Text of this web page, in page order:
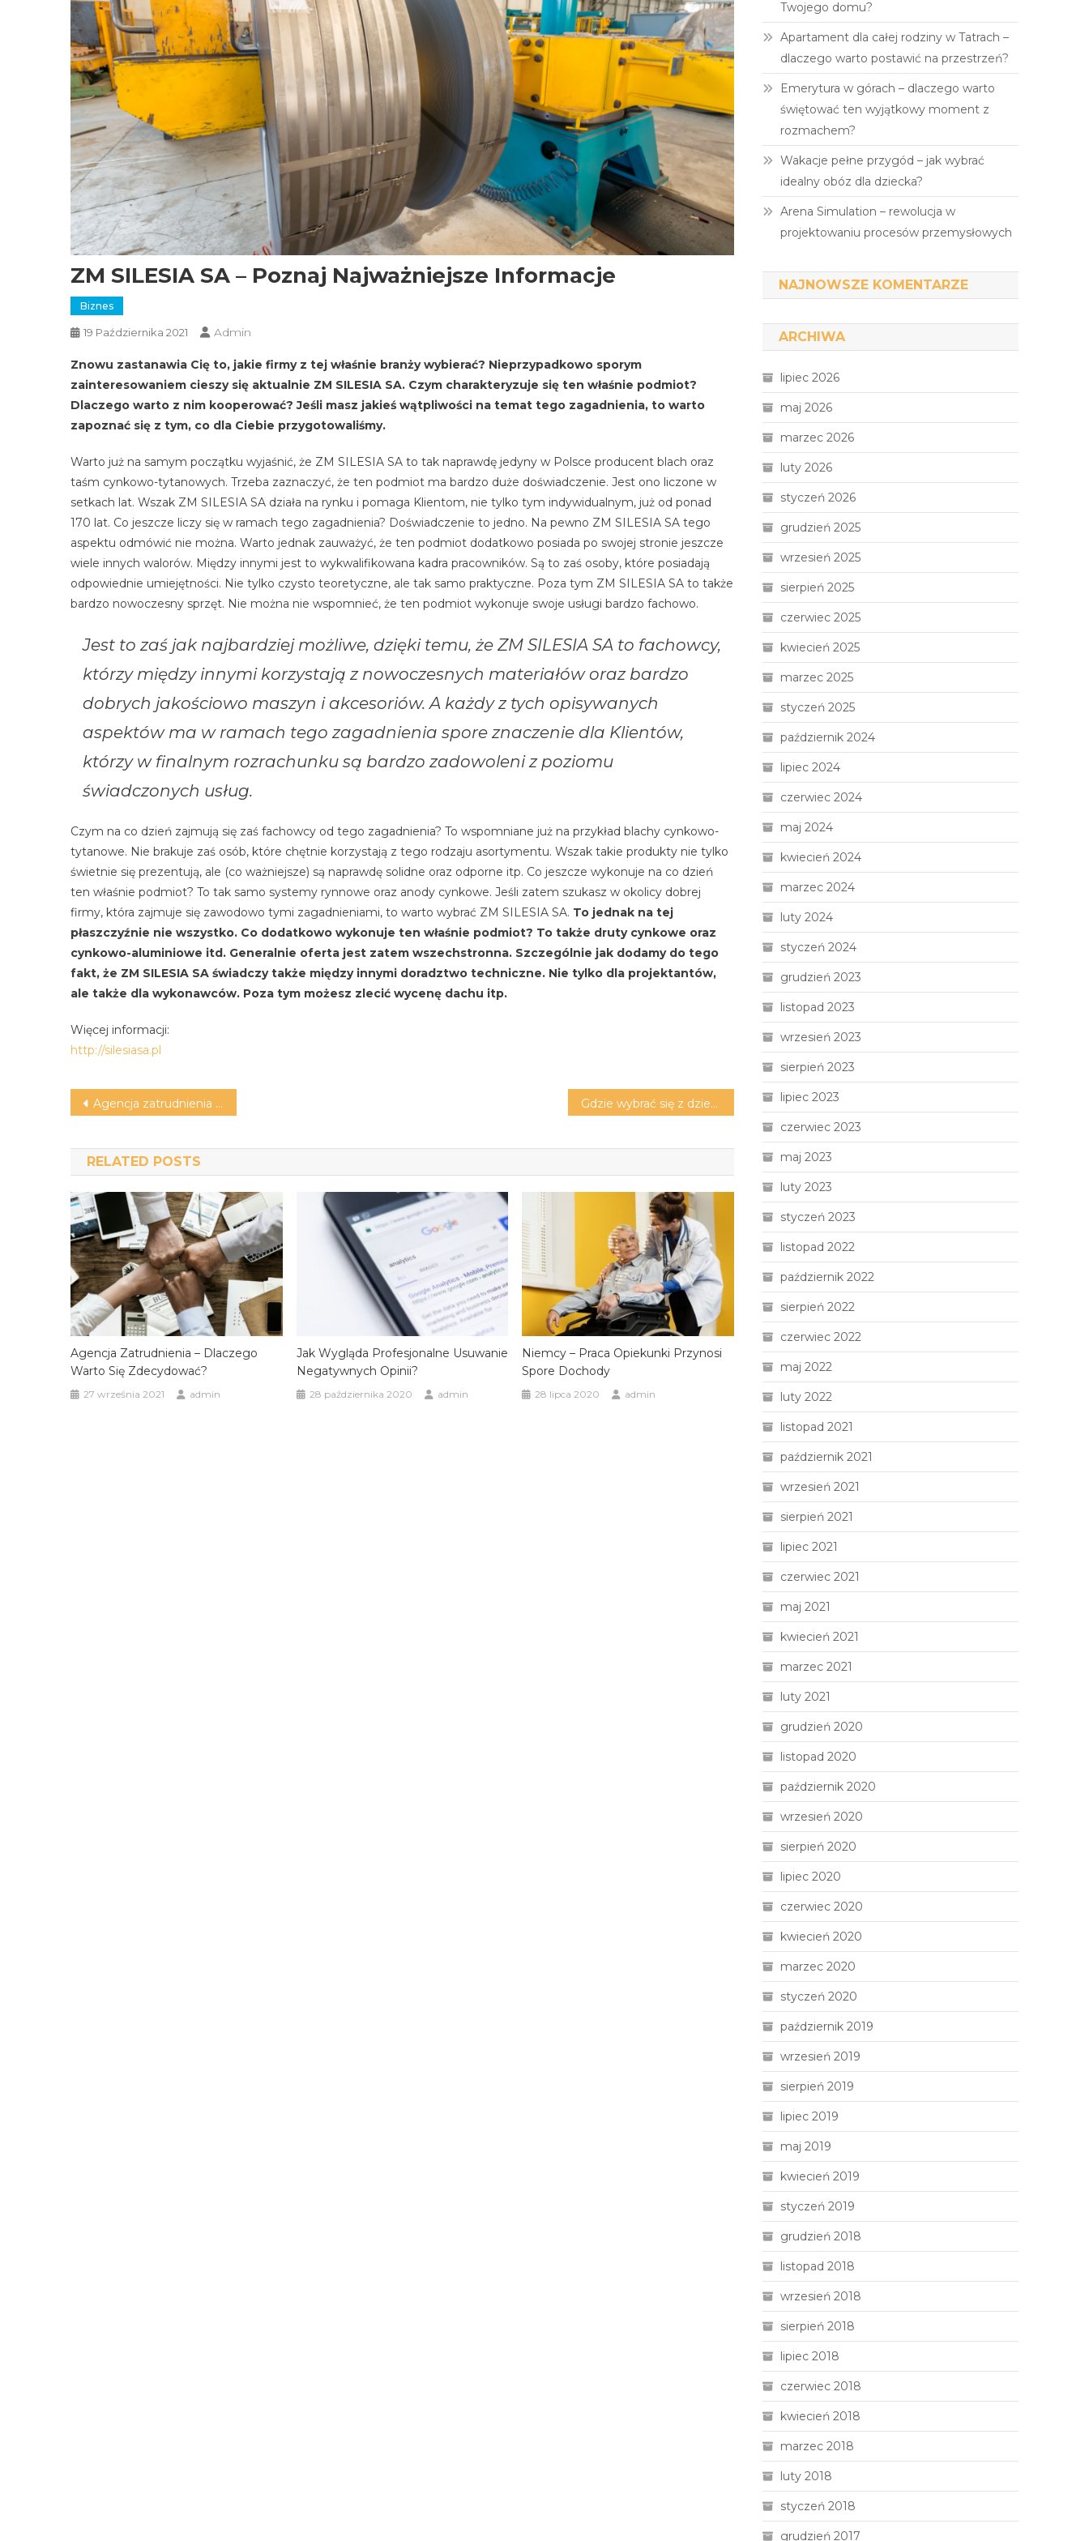
ZM SILESIA SA – Poznaj Najważniejsze Informacje
Biznes
19 Października 2021 Admin
Znowu zastanawia Cię to, jakie firmy z tej właśnie branży wybierać? Nieprzypadkowo sporym
zainteresowaniem cieszy się aktualnie ZM SILESIA SA. Czym charakteryzuje się ten właśnie podmiot?
Dlaczego warto z nim kooperować? Jeśli masz jakieś wątpliwości na temat tego zagadnienia, to warto
zapoznać się z tym, co dla Ciebie przygotowaliśmy.
Warto już na samym początku wyjaśnić, że ZM SILESIA SA to tak naprawdę jedyny w Polsce producent blach oraz
taśm cynkowo-tytanowych. Trzeba zaznaczyć, że ten podmiot ma bardzo duże doświadczenie. Jest ono liczone w
setkach lat. Wszak ZM SILESIA SA działa na rynku i pomaga Klientom, nie tylko tym indywidualnym, już od ponad
170 lat. Co jeszcze liczy się w ramach tego zagadnienia? Doświadczenie to jedno. Na pewno ZM SILESIA SA tego
aspektu odmówić nie można. Warto jednak zauważyć, że ten podmiot dodatkowo posiada po swojej stronie jeszcze
wiele innych walorów. Między innymi jest to wykwalifikowana kadra pracowników. Są to zaś osoby, które posiadają
odpowiednie umiejętności. Nie tylko czysto teoretyczne, ale tak samo praktyczne. Poza tym ZM SILESIA SA to także
bardzo nowoczesny sprzęt. Nie można nie wspomnieć, że ten podmiot wykonuje swoje usługi bardzo fachowo.
Jest to zaś jak najbardziej możliwe, dzięki temu, że ZM SILESIA SA to fachowcy,
którzy między innymi korzystają z nowoczesnych materiałów oraz bardzo
dobrych jakościowo maszyn i akcesoriów. A każdy z tych opisywanych
aspektów ma w ramach tego zagadnienia spore znaczenie dla Klientów,
którzy w finalnym rozrachunku są bardzo zadowoleni z poziomu
świadczonych usług.
Czym na co dzień zajmują się zaś fachowcy od tego zagadnienia? To wspomniane już na przykład blachy cynkowo-
tytanowe. Nie brakuje zaś osób, które chętnie korzystają z tego rodzaju asortymentu. Wszak takie produkty nie tylko
świetnie się prezentują, ale (co ważniejsze) są naprawdę solidne oraz odporne itp. Co jeszcze wykonuje na co dzień
ten właśnie podmiot? To tak samo systemy rynnowe oraz anody cynkowe. Jeśli zatem szukasz w okolicy dobrej
firmy, która zajmuje się zawodowo tymi zagadnieniami, to warto wybrać ZM SILESIA SA. To jednak na tej
płaszczyźnie nie wszystko. Co dodatkowo wykonuje ten właśnie podmiot? To także druty cynkowe oraz
cynkowo-aluminiowe itd. Generalnie oferta jest zatem wszechstronna. Szczególnie jak dodamy do tego
fakt, że ZM SILESIA SA świadczy także między innymi doradztwo techniczne. Nie tylko dla projektantów,
ale także dla wykonawców. Poza tym możesz zlecić wycenę dachu itp.
Więcej informacji:
http://silesiasa.pl
Nawigacja
Agencja zatrudnienia – dlaczego warto się zdecydować? Gdzie wybrać się z dziećmi na ferie zimowe?
RELATED POSTS
Agencja Zatrudnienia – Dlaczego
Warto Się Zdecydować?
27 września 2021 admin
Jak Wygląda Profesjonalne Usuwanie
Negatywnych Opinii?
28 października 2020 admin
Niemcy – Praca Opiekunki Przynosi
Spore Dochody
28 lipca 2020 admin
Twojego domu?
Apartament dla całej rodziny w Tatrach –
dlaczego warto postawić na przestrzeń?
Emerytura w górach – dlaczego warto
świętować ten wyjątkowy moment z
rozmachem?
Wakacje pełne przygód – jak wybrać
idealny obóz dla dziecka?
Arena Simulation – rewolucja w
projektowaniu procesów przemysłowych
NAJNOWSZE KOMENTARZE
ARCHIWA
lipiec 2026
maj 2026
marzec 2026
luty 2026
styczeń 2026
grudzień 2025
wrzesień 2025
sierpień 2025
czerwiec 2025
kwiecień 2025
marzec 2025
styczeń 2025
październik 2024
lipiec 2024
czerwiec 2024
maj 2024
kwiecień 2024
marzec 2024
luty 2024
styczeń 2024
grudzień 2023
listopad 2023
wrzesień 2023
sierpień 2023
lipiec 2023
czerwiec 2023
maj 2023
luty 2023
styczeń 2023
listopad 2022
październik 2022
sierpień 2022
czerwiec 2022
maj 2022
luty 2022
listopad 2021
październik 2021
wrzesień 2021
sierpień 2021
lipiec 2021
czerwiec 2021
maj 2021
kwiecień 2021
marzec 2021
luty 2021
grudzień 2020
listopad 2020
październik 2020
wrzesień 2020
sierpień 2020
lipiec 2020
czerwiec 2020
kwiecień 2020
marzec 2020
styczeń 2020
październik 2019
wrzesień 2019
sierpień 2019
lipiec 2019
maj 2019
kwiecień 2019
styczeń 2019
grudzień 2018
listopad 2018
wrzesień 2018
sierpień 2018
lipiec 2018
czerwiec 2018
kwiecień 2018
marzec 2018
luty 2018
styczeń 2018
grudzień 2017